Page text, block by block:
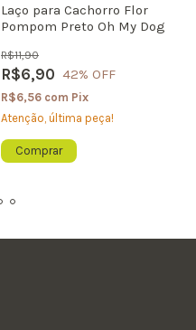
Laço para Cachorro Flor
Pompom Preto Oh My Dog
R$6,90
R$11,90
42% OFF
R$6,56 com Pix
Atenção, última peça!